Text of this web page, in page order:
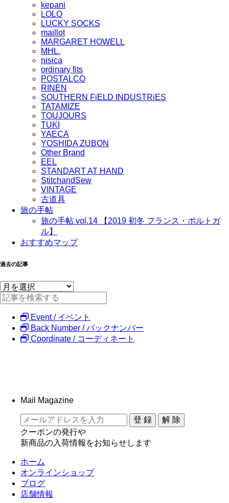
kepani
LOLO
LUCKY SOCKS
maillot
MARGARET HOWELL
MHL.
nisica
ordinary fits
POSTALCO
RINEN
SOUTHERN FiELD INDUSTRiES
TATAMIZE
TOUJOURS
TUKI
YAECA
YOSHIDA ZUBON
Other Brand
EEL
STANDART AT HAND
StitchandSew
VINTAGE
古道具
旅の手帖
旅の手帖 vol.14 【2019 初冬 フランス・ポルトガ
ル】
おすすめマップ
過去の記事
Event / イベント
Back Number / バックナンバー
Coordinate / コーディネート
Mail Magazine
クーポンの発行や
新商品の入荷情報をお知らせします
ホーム
オンラインショップ
ブログ
店舗情報